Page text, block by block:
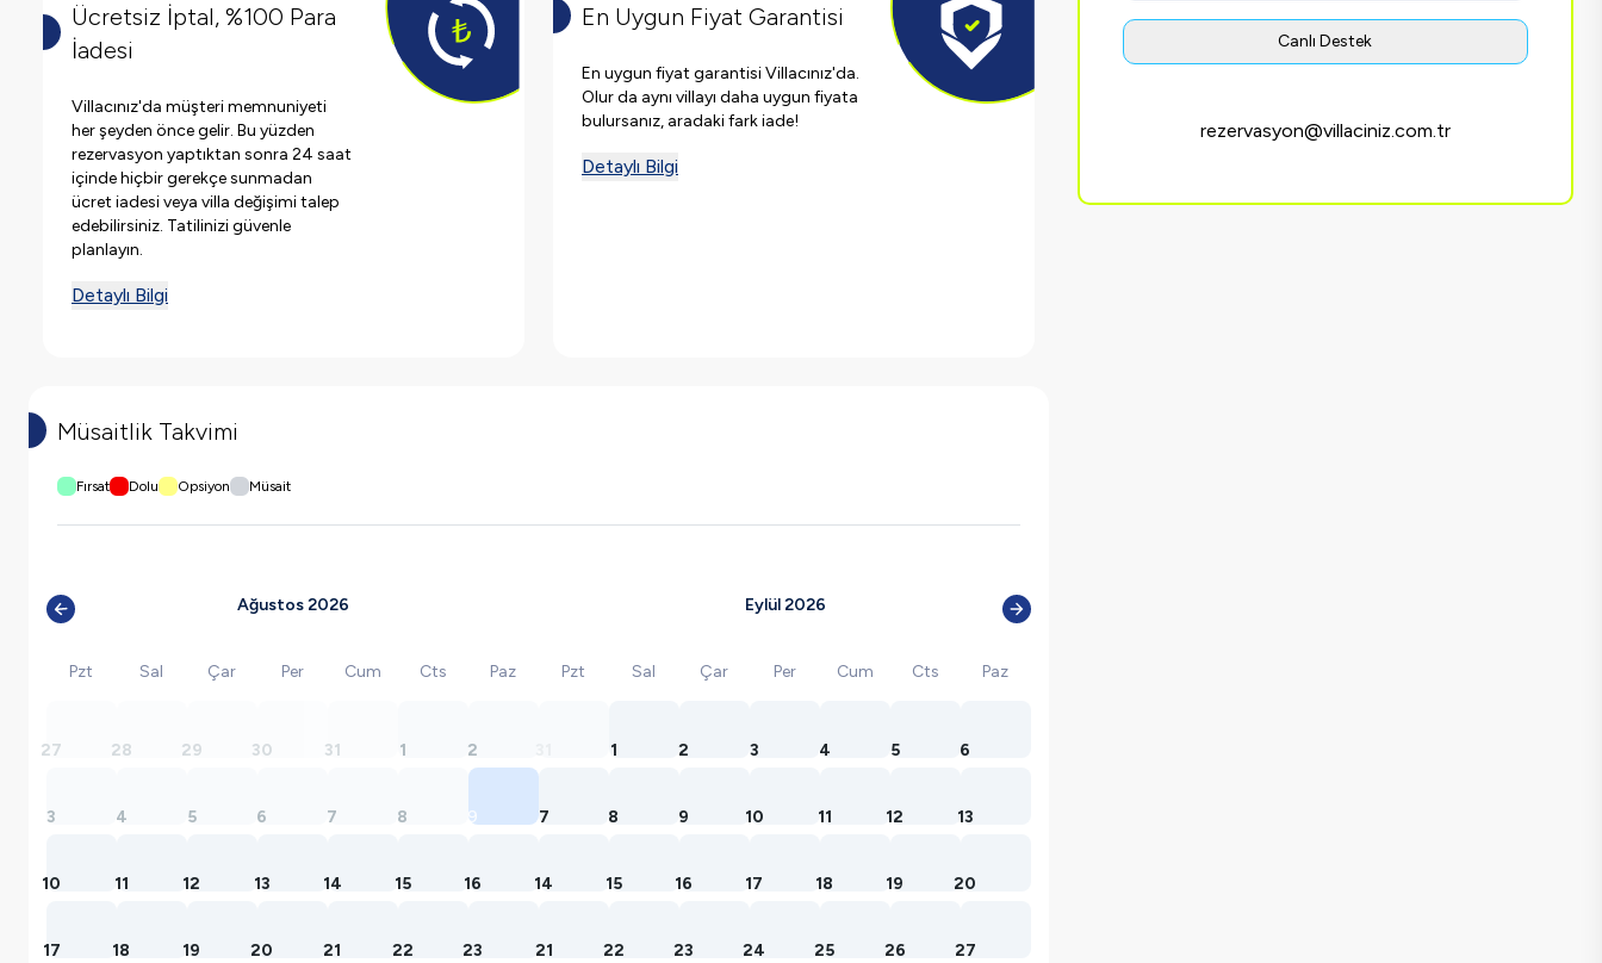
Ücretsiz İptal, %100 Para
İadesi
Villacınız'da müşteri memnuniyeti
her şeyden önce gelir. Bu yüzden
rezervasyon yaptıktan sonra 24 saat
içinde hiçbir gerekçe sunmadan
ücret iadesi veya villa değişimi talep
edebilirsiniz. Tatilinizi güvenle
planlayın.
Detaylı Bilgi
En Uygun Fiyat Garantisi
En uygun fiyat garantisi Villacınız'da.
Olur da aynı villayı daha uygun fiyata
bulursanız, aradaki fark iade!
Detaylı Bilgi
Müsaitlik Takvimi
Fırsat Dolu Opsiyon Müsait
Ağustos 2026
Pzt Sal Çar Per Cum Cts Paz
27 28 29 30 31 1 2
3 4 5 6 7 8 9
10 11 12 13 14 15 16
17 18 19 20 21 22 23
Eylül 2026
Pzt Sal Çar Per Cum Cts Paz
1 2 3 4 5 6
7 8 9 10 11 12 13
14 15 16 17 18 19 20
21 22 23 24 25 26 27
Canlı Destek
rezervasyon@villaciniz.com.tr